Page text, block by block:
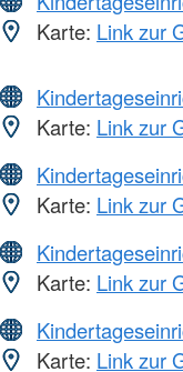
Karte: Link zur
Karte: Link zur
Karte: Link zur
Karte: Link zur
Karte: Link zur